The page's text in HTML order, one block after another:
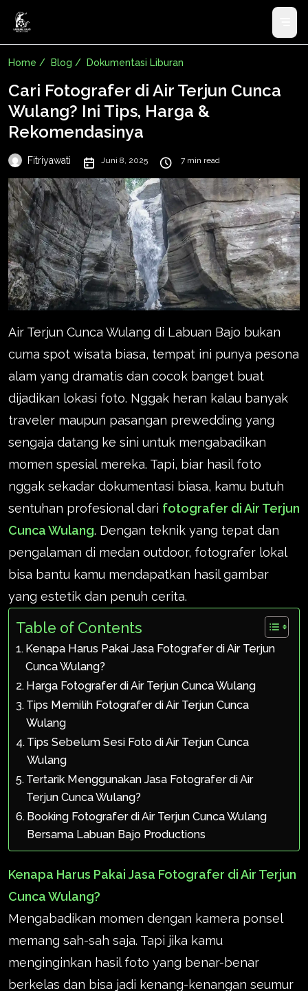
Home / Blog / Dokumentasi Liburan
Cari Fotografer di Air Terjun Cunca
Wulang? Ini Tips, Harga &
Rekomendasinya
Fitriyawati Juni 8, 2025 7 min read
Air Terjun Cunca Wulang di Labuan Bajo bukan
cuma spot wisata biasa, tempat ini punya pesona
alam yang dramatis dan cocok banget buat
dijadikan lokasi foto. Nggak heran kalau banyak
traveler maupun pasangan prewedding yang
sengaja datang ke sini untuk mengabadikan
momen spesial mereka. Tapi, biar hasil foto
nggak sekadar dokumentasi biasa, kamu butuh
sentuhan profesional dari fotografer di Air Terjun
Cunca Wulang. Dengan teknik yang tepat dan
pengalaman di medan outdoor, fotografer lokal
bisa bantu kamu mendapatkan hasil gambar
yang estetik dan penuh cerita.
Table of Contents
Kenapa Harus Pakai Jasa Fotografer di Air Terjun
Cunca Wulang?
Harga Fotografer di Air Terjun Cunca Wulang
Tips Memilih Fotografer di Air Terjun Cunca
Wulang
Tips Sebelum Sesi Foto di Air Terjun Cunca
Wulang
Tertarik Menggunakan Jasa Fotografer di Air
Terjun Cunca Wulang?
Booking Fotografer di Air Terjun Cunca Wulang
Bersama Labuan Bajo Productions
Kenapa Harus Pakai Jasa Fotografer di Air Terjun
Cunca Wulang?
Mengabadikan momen dengan kamera ponsel
memang sah-sah saja. Tapi jika kamu
menginginkan hasil foto yang benar-benar
berkelas dan bisa jadi kenang-kenangan seumur